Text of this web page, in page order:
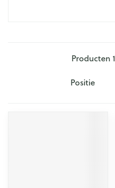
Producten 1
Sorteer op: